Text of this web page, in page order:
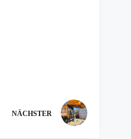
NÄCHSTER